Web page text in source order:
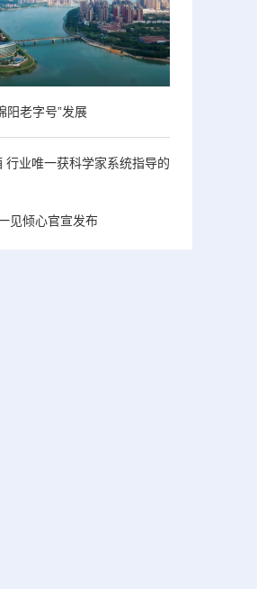
阳老字号”发展
行业唯一获科学家系统指导的
见倾心官宣发布